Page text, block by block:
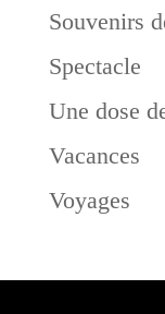
Souvenirs
Spectacle
Une dose
Vacances
Voyages